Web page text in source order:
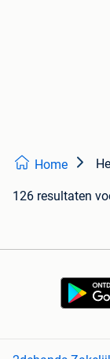
Home
126 resultaten